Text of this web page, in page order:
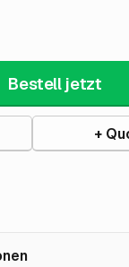
Bestell jetzt
+